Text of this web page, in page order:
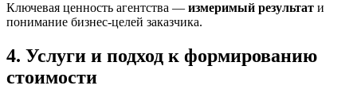
Ключевая ценность агентства — измеримый результат и
понимание бизнес-целей заказчика.
4. Услуги и подход к формированию
стоимости